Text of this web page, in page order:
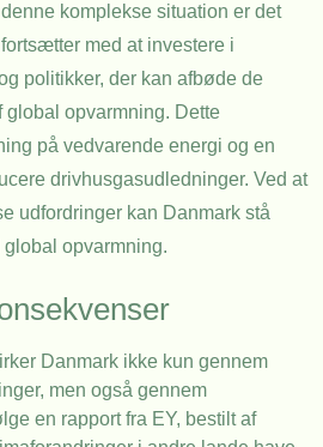
komplekse situation er det
med at investere i
politikker, der kan afbøde de
opvarmning. Dette
på vedvarende energi og en
drivhusgasudledninger. Ved at
udfordringer kan Danmark stå
opvarmning.
Danmark ikke kun gennem
men også gennem
en rapport fra EY, bestilt af